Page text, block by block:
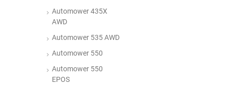
Automower 435X
AWD
Automower 535 AWD
Automower 550
Automower 550
EPOS